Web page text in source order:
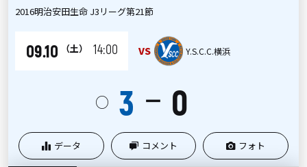
2016明治安田生命 J3リーグ第21節
09.10 （土） 14:00 VS Y.S.C.C.横浜
○ 3 ー 0
データ コメント フォト